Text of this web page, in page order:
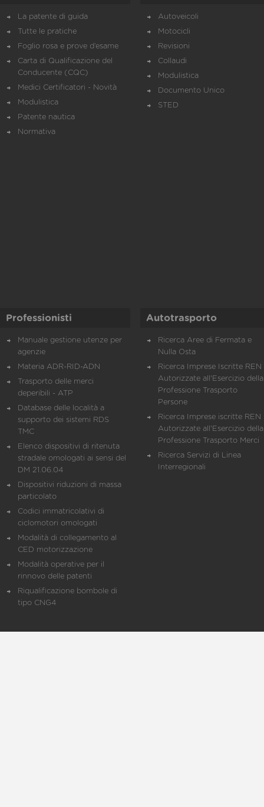
La patente di guida
Tutte le pratiche
Foglio rosa e prove d’esame
Carta di Qualificazione del
Conducente (CQC)
Medici Certificatori - Novità
Modulistica
Patente nautica
Normativa
Autoveicoli
Motocicli
Revisioni
Collaudi
Modulistica
Documento Unico
STED
Professionisti
Manuale gestione utenze per
agenzie
Materia ADR-RID-ADN
Trasporto delle merci
deperibili - ATP
Database delle località a
supporto dei sistemi RDS
TMC
Elenco dispositivi di ritenuta
stradale omologati ai sensi del
DM 21.06.04
Dispositivi riduzioni di massa
particolato
Codici immatricolativi di
ciclomotori omologati
Modalità di collegamento al
CED motorizzazione
Modalità operative per il
rinnovo delle patenti
Riqualificazione bombole di
tipo CNG4
Autotrasporto
Ricerca Aree di Fermata e
Nulla Osta
Ricerca Imprese Iscritte REN
Autorizzate all'Esercizio della
Professione Trasporto
Persone
Ricerca Imprese iscritte REN
Autorizzate all'Esercizio della
Professione Trasporto Merci
Ricerca Servizi di Linea
Interregionali